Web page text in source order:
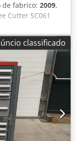
de fabrico: 2009,
Cutter SC061
in solutions for
and
* *
SC061
em soluções
de
Asxk T
classificado